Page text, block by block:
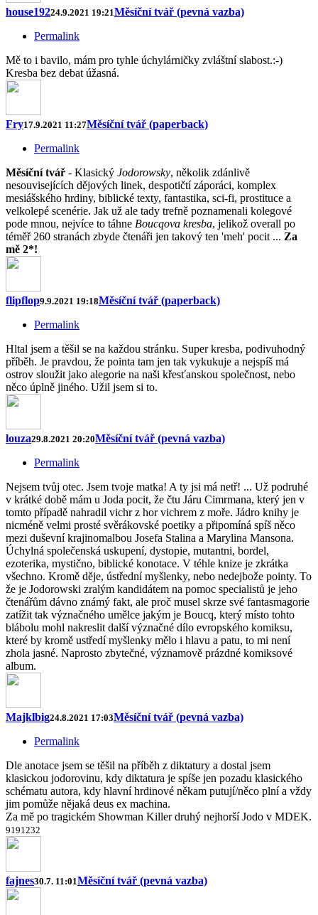
house19224.9.2021 19:21Měsíční tvář (pevná vazba)
Permalink
Mě to i bavilo, mám pro tyhle úchylárničky zvláštní slabost.:-)
Kresba bez debat úžasná.
Fry17.9.2021 11:27Měsíční tvář (paperback)
Permalink
Měsíční tvář - Klasický Jodorowsky, několik zdánlivě
nesouvisejících dějových linek, despotičtí záporáci, komplex
mesiášského hrdiny, biblické texty, fantastika, sci-fi, prostituce a
velkolepé scenérie. Jak už ale tady trefně poznamenali kolegové
pode mnou, nejvíce to táhne Boucqova kresba, jelikož overall po
téměř 260 stranách zbyde čtenáři jen takový ten 'meh' pocit ... Za
mě 2*!
flipflop9.9.2021 19:18Měsíční tvář (paperback)
Permalink
Hltal jsem a těšil se na každou stránku. Super kresba, podivuhodný
příběh. Je pravdou, že pointa tam jen tak vykukuje a nejspíš má
ostrov sloužit jako alegorie na naši křesťanskou společnost, nebo
něco úplně jiného. Užil jsem si to.
louza29.8.2021 20:20Měsíční tvář (pevná vazba)
Permalink
Nejsem tvůj otec. Jsem tvoje matka! A ty jsi má netř! ... Už podruhé
v krátké době mám u Joda pocit, že čtu Járu Cimrmana, který jen v
tomto případě nahradil vichr z hor vichrem z moře. Jádro knihy je
nicméně velmi prosté svěrákovské poetiky a připomíná spíš něco
mezi duševní krajinomalbou Josefa Stalina a Marylina Mansona.
Úchylná společenská uskupení, dystopie, mutantni, bordel,
ezoterika, mystično, biblické konotace. V téhle knize je zkrátka
všechno. Kromě děje, ústřední myšlenky, nebo nedejbože pointy. To
že je Jodorowski zralým kandidátem na pomoc specialistů je jeho
čtenářům dávno známý fakt, ale proč musel skrze své fantasmagorie
zatížit tak význačného umělce jakým je Boucq, který místo tohto
blábolu mohl nakreslit další význačné dílo evropského komiksu,
které by kromě ustředí myšlenky mělo i hlavu a patu, to mi není
zhola jasné. Naprosto zbytečné, významově prázdné komiksové
album.
Majklbig24.8.2021 17:03Měsíční tvář (pevná vazba)
Permalink
Dle anotace jsem se těšil na příběh z diktatury a dostal jsem
klasickou jodorovinu, kdy diktatura je spíše jen pozadu klasického
schématu autora, kdy hlavní hrdinové někam putují/něco plní a vždy
jim pomůže nějaká deus ex machina.
Za mě po tragickém Showman Killer druhý nejhorší Jodo v MDEK.
9191232
fajnes30.7. 11:01Měsíční tvář (pevná vazba)